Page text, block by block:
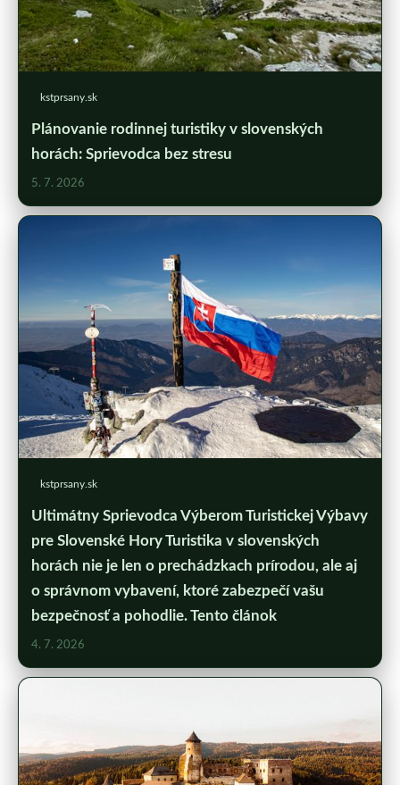
kstprsany.sk
Plánovanie rodinnej turistiky v slovenských
horách: Sprievodca bez stresu
5. 7. 2026
kstprsany.sk
Ultimátny Sprievodca Výberom Turistickej Výbavy
pre Slovenské Hory Turistika v slovenských
horách nie je len o prechádzkach prírodou, ale aj
o správnom vybavení, ktoré zabezpečí vašu
bezpečnosť a pohodlie. Tento článok
4. 7. 2026